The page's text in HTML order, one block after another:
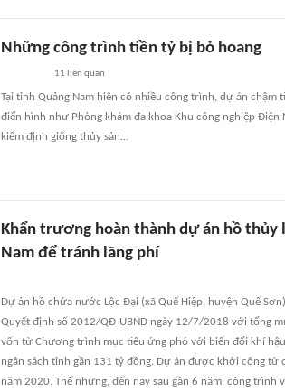
Những công trình tiền tỷ bị bỏ hoang
11 liên quan
Tại tỉnh Quảng Nam hiện có nhiều công trình, dự án chậm
điển hình như Phòng khám đa khoa Khu công nghiệp Điện
kiểm định giống thủy sản…
Khẩn trương hoàn thành dự án hồ thủy
Nam để tránh lãng phí
Dự án hồ chứa nước Lộc Đại (xã Quế Hiệp, huyện Quế
Quyết định số 2012/QĐ-UBND ngày 12/7/2018 với tổng
vốn từ Chương trình mục tiêu ứng phó với biến đổi khí
ngân sách tỉnh gần 131 tỷ đồng. Dự án được khởi công
năm 2020. Thế nhưng, đến nay sau gần 6 năm, công trình